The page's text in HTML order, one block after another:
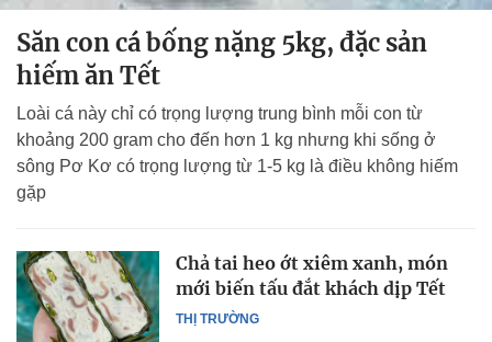
Săn con cá bống nặng 5kg, đặc sản
hiếm ăn Tết
Loài cá này chỉ có trọng lượng trung bình mỗi con từ
khoảng 200 gram cho đến hơn 1 kg nhưng khi sống ở
sông Pơ Kơ có trọng lượng từ 1-5 kg là điều không hiếm
gặp
THỊ TRƯỜNG
Chả tai heo ớt xiêm xanh, món
mới biến tấu đắt khách dịp Tết